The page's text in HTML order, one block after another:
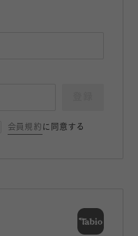
会員規約 に同意する